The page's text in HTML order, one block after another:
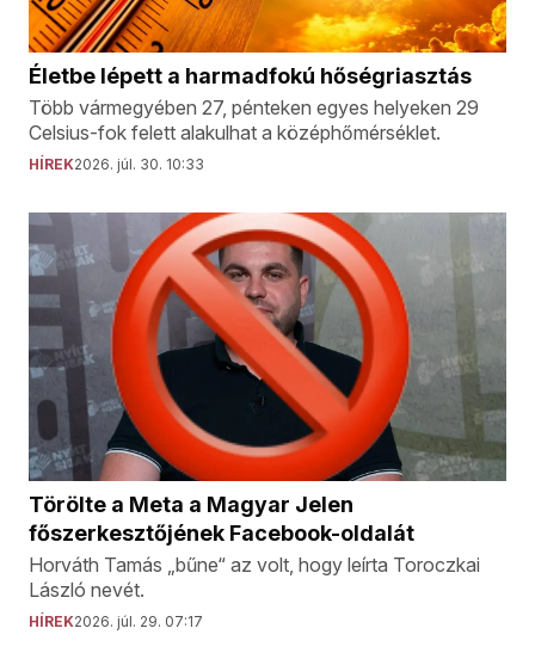
Életbe lépett a harmadfokú hőségriasztás
Több vármegyében 27, pénteken egyes helyeken 29
Celsius-fok felett alakulhat a középhőmérséklet.
HÍREK2026. júl. 30. 10:33
Törölte a Meta a Magyar Jelen
főszerkesztőjének Facebook-oldalát
Horváth Tamás „bűne“ az volt, hogy leírta Toroczkai
László nevét.
HÍREK2026. júl. 29. 07:17